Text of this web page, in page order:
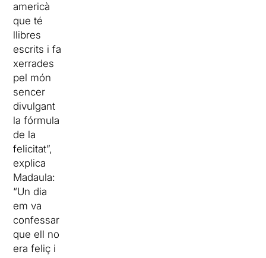
americà
que té
llibres
escrits i fa
xerrades
pel món
sencer
divulgant
la fórmula
de la
felicitat”,
explica
Madaula:
“Un dia
em va
confessar
que ell no
era feliç i